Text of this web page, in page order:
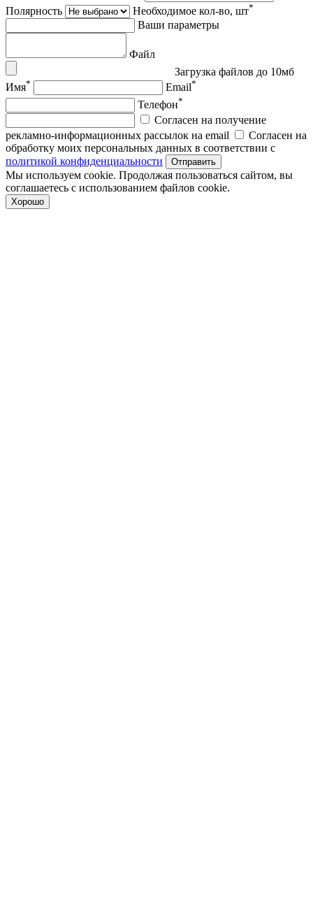
Полярность
Необходимое кол-во, шт*
Ваши параметры
Файл
Загрузка файлов до 10мб
Имя* Email*
Телефон*
Согласен на получение
рекламно-информационных рассылок на email
Согласен на
обработку моих персональных данных в соответствии с
политикой конфиденциальности
Отправить
Мы используем cookie. Продолжая пользоваться сайтом, вы
соглашаетесь с использованием файлов cookie.
Хорошо